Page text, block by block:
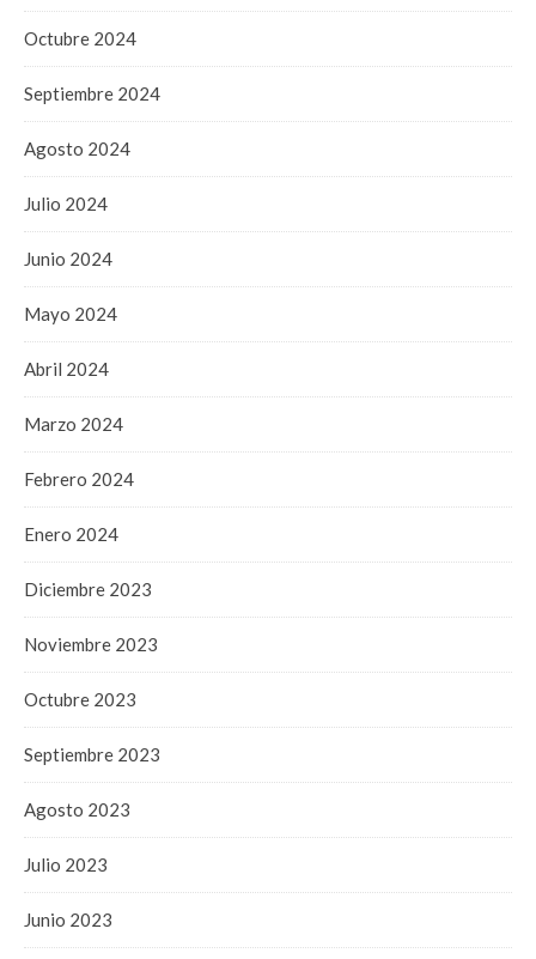
Octubre 2024
Septiembre 2024
Agosto 2024
Julio 2024
Junio 2024
Mayo 2024
Abril 2024
Marzo 2024
Febrero 2024
Enero 2024
Diciembre 2023
Noviembre 2023
Octubre 2023
Septiembre 2023
Agosto 2023
Julio 2023
Junio 2023